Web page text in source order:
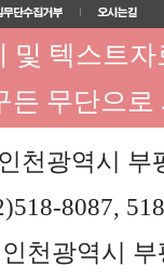
및 텍스트
무단으
천광역시 부
8087,
천광역시